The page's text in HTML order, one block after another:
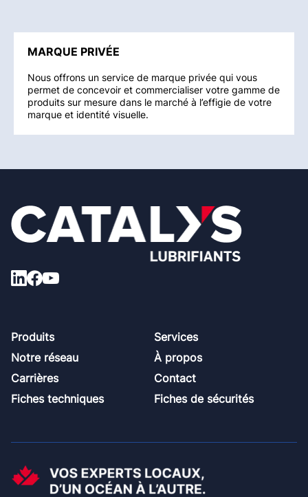
MARQUE PRIVÉE
Nous offrons un service de marque privée qui vous
permet de concevoir et commercialiser votre gamme de
produits sur mesure dans le marché à l’effigie de votre
marque et identité visuelle.
Footer
Produits
Services
Notre réseau
À propos
Carrières
Contact
Fiches techniques
Fiches de sécurités